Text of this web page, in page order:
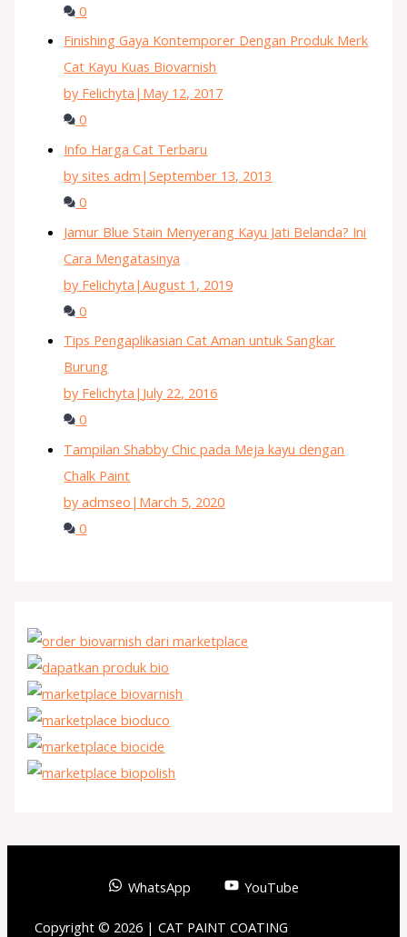
0
Finishing Gaya Kontemporer Dengan Produk Merk
Cat Kayu Kuas Biovarnish
by Felichyta | May 12, 2017
0
Info Harga Cat Terbaru
by sites adm |September 13, 2013
0
Jamur Blue Stain Menyerang Kayu Jati Belanda? Ini
Cara Mengatasinya
by Felichyta |August 1, 2019
0
Tips Pengaplikasian Cat Aman untuk Sangkar
Burung
by Felichyta | July 22, 2016
0
Tampilan Shabby Chic pada Meja kayu dengan
Chalk Paint
by admseo | March 5, 2020
0
WhatsApp YouTube
Copyright © 2026 | CAT PAINT COATING